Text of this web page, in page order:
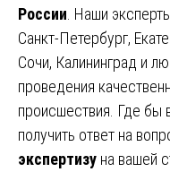
России . Наши
Санкт-Петербург,
Сочи, Калининград и
проведения
происшествия. Где бы
получить ответ на
экспертизу на вашей